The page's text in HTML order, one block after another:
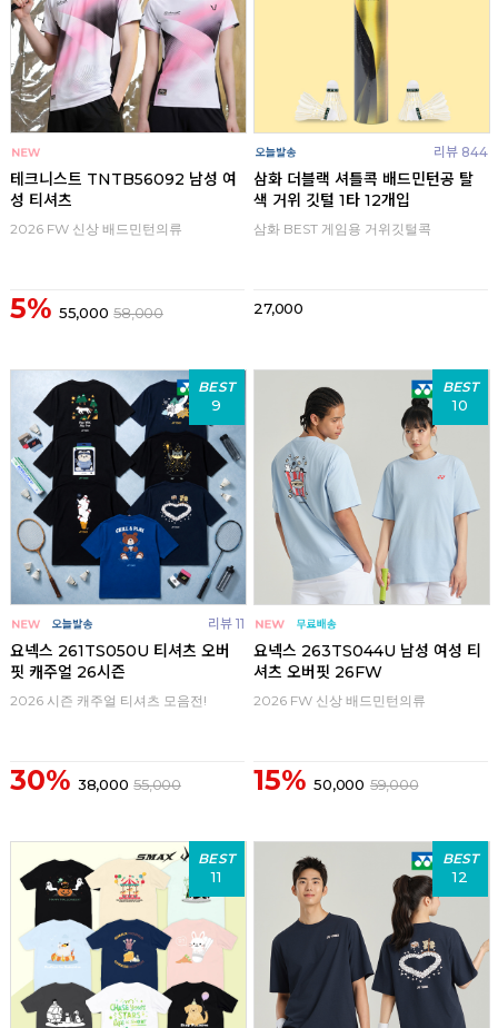
테크니스트 TNTB56092 남성 여
성 티셔츠
2026 FW 신상 배드민턴의류
5% 55,000 58,000
리뷰 844
삼화 더블랙 셔틀콕 배드민턴공 탈
색 거위 깃털 1타 12개입
삼화 BEST 게임용 거위깃털콕
27,000
BEST
9
리뷰 11
요넥스 261TS050U 티셔츠 오버
핏 캐주얼 26시즌
2026 시즌 캐주얼 티셔츠 모음전!
30% 38,000 55,000
BEST
10
요넥스 263TS044U 남성 여성 티
셔츠 오버핏 26FW
2026 FW 신상 배드민턴의류
15% 50,000 59,000
BEST
11
BEST
12